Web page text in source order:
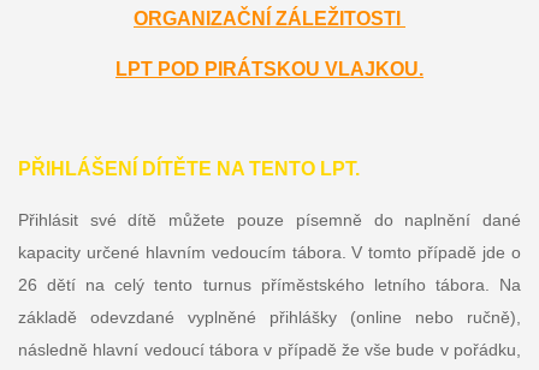
ORGANIZAČNÍ ZÁLEŽITOSTI
LPT POD PIRÁTSKOU VLAJKOU.
PŘIHLÁŠENÍ DÍTĚTE NA TENTO LPT.
Přihlásit své dítě můžete pouze písemně do naplnění dané
kapacity určené hlavním vedoucím tábora. V tomto případě jde o
26 dětí na celý tento turnus příměstského letního tábora. Na
základě odevzdané vyplněné přihlášky (online nebo ručně),
následně hlavní vedoucí tábora v případě že vše bude v pořádku,